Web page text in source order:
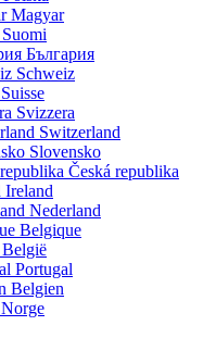
Magyar
Suomi
България
Schweiz
Suisse
Svizzera
Switzerland
Slovensko
Česká republika
Ireland
Nederland
Belgique
België
Portugal
Belgien
Norge